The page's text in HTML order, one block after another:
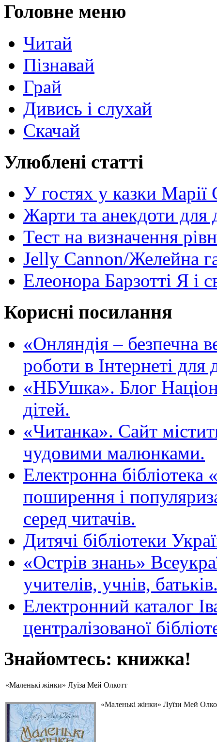
Головне меню
Читай
Пізнавай
Грай
Дивись і слухай
Скачай
Улюблені статті
У гостях у казки
Жарти та анекдоти для
Тест на визначення
Jelly Cannon/Желейна
Елеонора Барзотті Я і
Корисні посилання
«Oнляндія – безпечна
роботи в Інтернеті для
«НБУшка». Блог
дітей.
«Читанка». Сайт
чудовими малюнками.
Електронна
поширення і
серед читачів.
Дитячі бібліотеки
«Острів знань»
учителів, учнів,
Електронний каталог
централізованої
Знайомтесь: книжка!
«Маленькі жінки» Луїза Мей Олкотт
«Маленькі жінки» Луїзи Мей